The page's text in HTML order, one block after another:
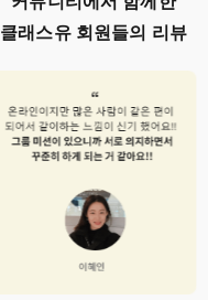
클래스유 회원들의 리뷰